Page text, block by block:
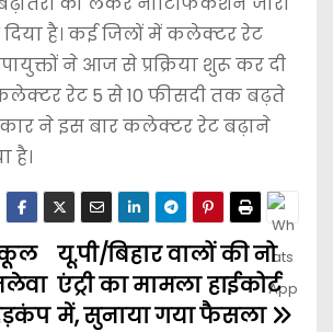
है। कई जिलों में कलेक्टर रेट
ने आज से प्रक्रिया शुरू कर दी
रेट 5 से 10 फीसदी तक बढ़ते
ने इस बार कलेक्टर रेट बढ़ाने
है।
यू.पी/बिहार वालों की नो
एंट्री का मामला हाईकोर्ट
में, सुनाया गया फैसला